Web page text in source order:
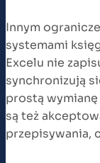
Innym
systemami
Excelu nie
synchronizują
prostą
są też
przepisywania,